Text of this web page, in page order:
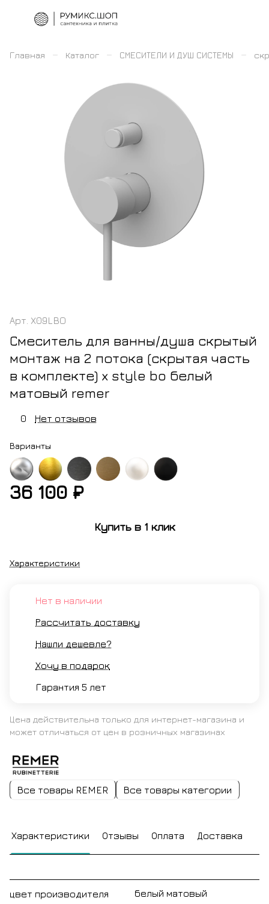
Главная – Каталог – СМЕСИТЕЛИ И ДУШ СИСТЕМЫ –
Арт. X09LBO
Смеситель для ванны/душа скрытый
монтаж на 2 потока (скрытая часть
в комплекте) x style bo белый
матовый remer
0 Нет отзывов
Варианты
золоточерный
брашированный
латунь
36 100 ₽
Купить в 1 клик
Характеристики
Нет в наличии
Рассчитать доставку
Нашли дешевле?
Хочу в подарок
Гарантия 5 лет
Цена действительна только для интернет-магазина и
может отличаться от цен в розничных магазинах
Все товары REMER Все товары категории
Характеристики Отзывы Оплата Доставка
цвет производителя белый матовый